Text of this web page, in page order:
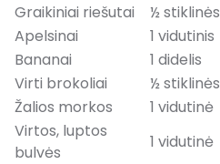
Graikiniai riešutai
½ stiklinės
Apelsinai
1 vidutinis
Bananai
1 didelis
Virti brokoliai
½ stiklinės
Žalios morkos
1 vidutinė
Virtos, luptos
bulvės
1 vidutinė